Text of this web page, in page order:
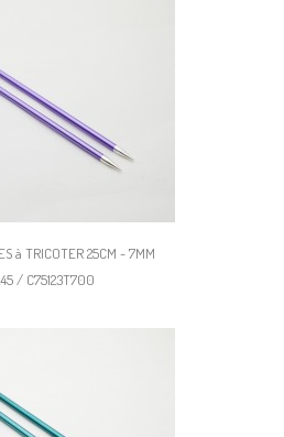
à TRICOTER 25CM - 7MM
/ C75123T700